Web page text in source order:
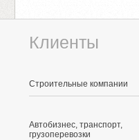
Клиенты
Строительные компании
Автобизнес, транспорт,
грузоперевозки